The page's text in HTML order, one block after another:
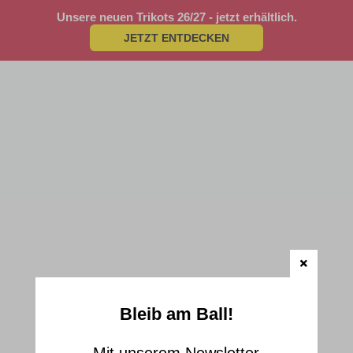
Unsere neuen Trikots 26/27 - jetzt erhältlich.
JETZT ENTDECKEN
Bleib am Ball!